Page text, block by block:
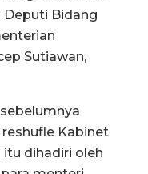
Deputi Bidang
Sutiawan,
Kabinet
itu dihadiri oleh